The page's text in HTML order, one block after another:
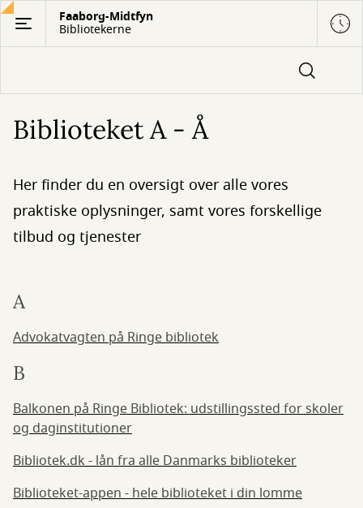
Gå
hovedindhold
Faaborg-Midtfyn
Bibliotekerne
Biblioteket A - Å
Her finder du en oversigt over alle vores
praktiske oplysninger, samt vores forskellige
tilbud og tjenester
A
Advokatvagten på Ringe bibliotek
B
Balkonen på Ringe Bibliotek: udstillingssted for skoler
og daginstitutioner
Bibliotek.dk - lån fra alle Danmarks biblioteker
Biblioteket-appen - hele biblioteket i din lomme